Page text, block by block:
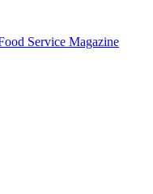
Service Magazine